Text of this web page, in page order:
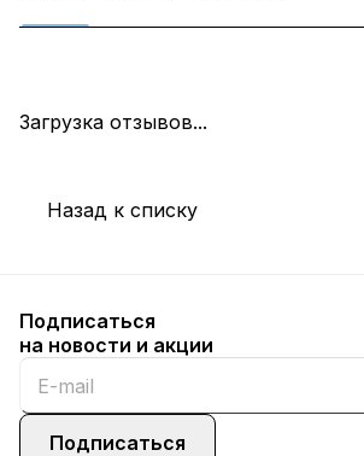
Загрузка отзывов...
Назад к списку
Подписаться
на новости и акции
Подписаться